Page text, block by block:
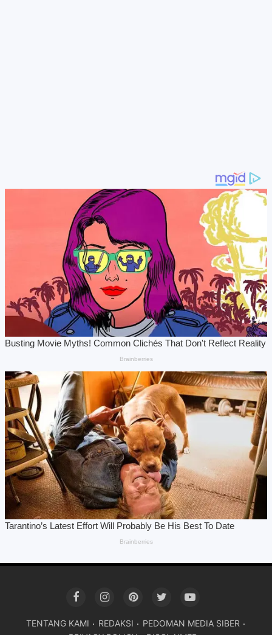
TENTANG KAMI REDAKSI
PEDOMAN MEDIA SIBER